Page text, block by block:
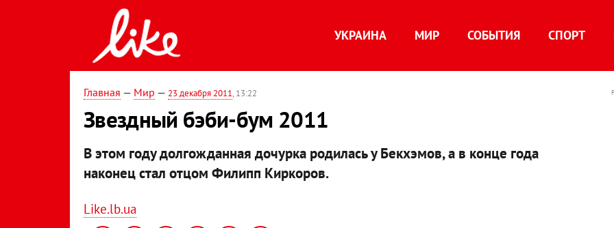
УКРАИНА МИР СОБЫТИЯ СПОРТ
Главная — Мир — 23 декабря 2011, 13:22
Звездный бэби-бум 2011
В этом году долгожданная дочурка родилась у Бекхэмов, а в конце года
наконец стал отцом Филипп Киркоров.
Like.lb.ua